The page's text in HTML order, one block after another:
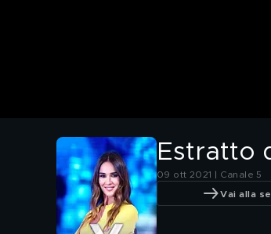
Estratto
09 ott 2021 | Canale 5
Vai alla